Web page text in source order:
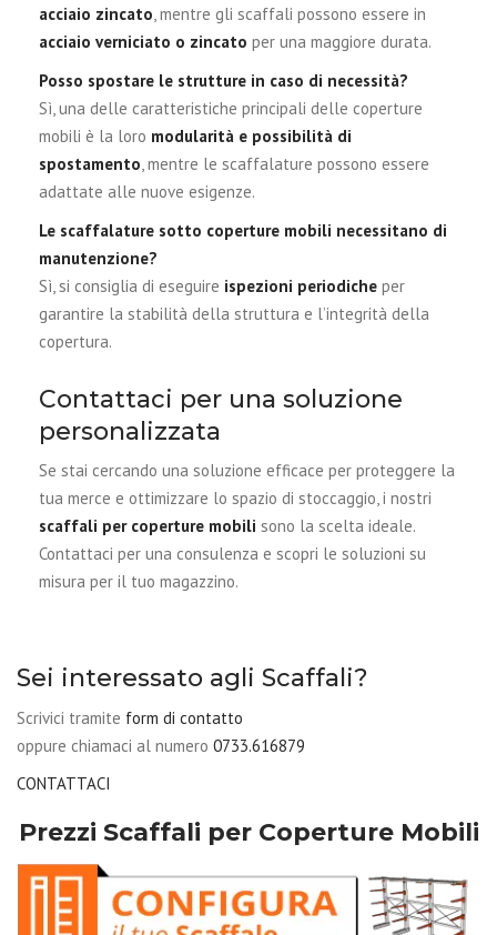
acciaio zincato , mentre gli scaffali possono essere in
acciaio verniciato o zincato per una maggiore durata.
Posso spostare le strutture in caso di necessità?
Sì, una delle caratteristiche principali delle coperture
mobili è la loro modularità e possibilità di
spostamento , mentre le scaffalature possono essere
adattate alle nuove esigenze.
Le scaffalature sotto coperture mobili necessitano di
manutenzione?
Sì, si consiglia di eseguire ispezioni periodiche per
garantire la stabilità della struttura e l’integrità della
copertura.
Contattaci per una soluzione
personalizzata
Se stai cercando una soluzione efficace per proteggere la
tua merce e ottimizzare lo spazio di stoccaggio, i nostri
scaffali per coperture mobili sono la scelta ideale.
Contattaci per una consulenza e scopri le soluzioni su
misura per il tuo magazzino.
Sei interessato agli Scaffali?
Scrivici tramite form di contatto
oppure chiamaci al numero 0733.616879
CONTATTACI
Prezzi Scaffali per Coperture Mobili